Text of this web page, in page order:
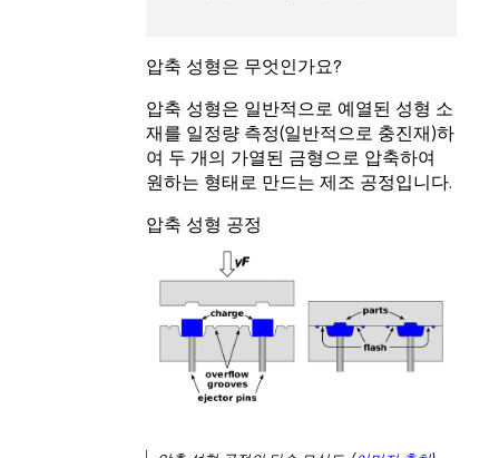
압축 성형은 무엇인가요?
압축 성형은 일반적으로 예열된 성형 소
재를 일정량 측정(일반적으로 충진재)하
여 두 개의 가열된 금형으로 압축하여
원하는 형태로 만드는 제조 공정입니다.
압축 성형 공정